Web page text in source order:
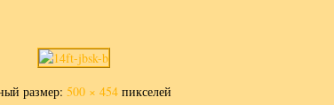
размер: 500 × 454 пикселей